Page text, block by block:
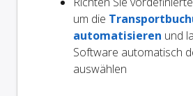
um die
automatisieren und
Software automatisch
auswählen